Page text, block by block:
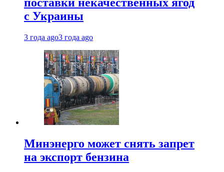
с Украины
3 года ago3 года ago
Минэнерго может снять запрет
на экспорт бензина